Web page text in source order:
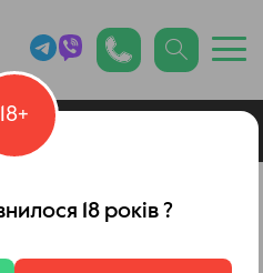
18+
18 років ?